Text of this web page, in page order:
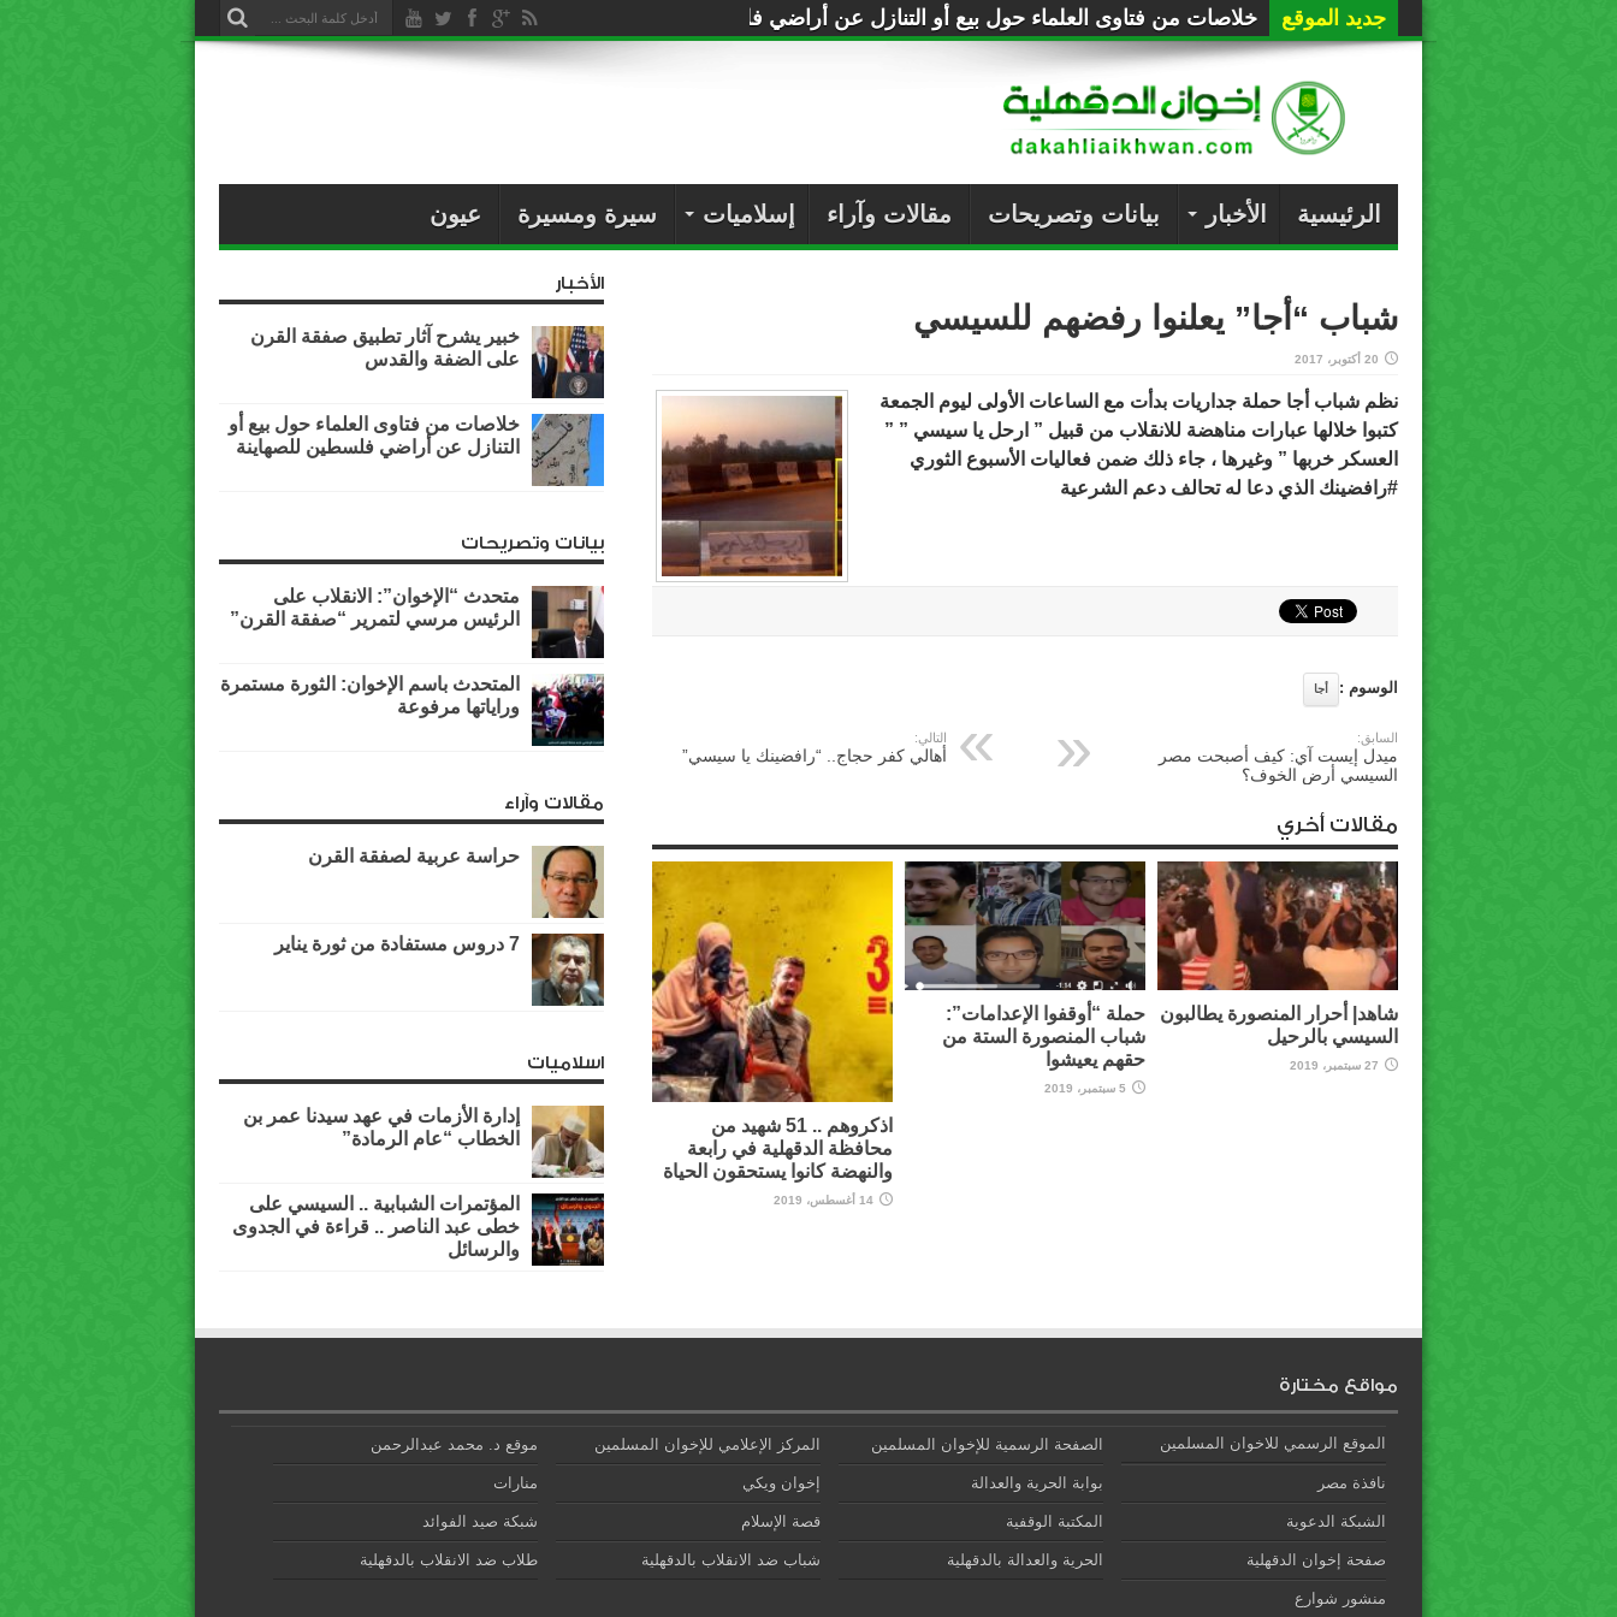
جديد الموقع خلاصات من فتاوى العلماء حول بيع أو التنازل عن أراضي فلسطين للصهاينة
الرئيسية الأخبار بيانات وتصريحات مقالات وآراء إسلاميات سيرة ومسيرة عيون
شباب “أجا” يعلنوا رفضهم للسيسي
20 أكتوبر، 2017
نظم شباب أجا حملة جداريات بدأت مع الساعات الأولى ليوم الجمعة
كتبوا خلالها عبارات مناهضة للانقلاب من قبيل ” ارحل يا سيسي ” ”
العسكر خربها ” وغيرها ، جاء ذلك ضمن فعاليات الأسبوع الثوري
#رافضينك الذي دعا له تحالف دعم الشرعية
الوسوم : أجا
السابق:
ميدل إيست آي: كيف أصبحت مصر
السيسي أرض الخوف؟
التالي:
أهالي كفر حجاج.. “رافضينك يا سيسي”
مقالات أخري
شاهد| أحرار المنصورة يطالبون
السيسي بالرحيل
27 سبتمبر، 2019
حملة “أوقفوا الإعدامات”:
شباب المنصورة الستة من
حقهم يعيشوا
5 سبتمبر، 2019
اذكروهم .. 51 شهيد من
محافظة الدقهلية في رابعة
والنهضة كانوا يستحقون الحياة
14 أغسطس، 2019
الأخبار
خبير يشرح آثار تطبيق صفقة القرن
على الضفة والقدس
خلاصات من فتاوى العلماء حول بيع أو
التنازل عن أراضي فلسطين للصهاينة
بيانات وتصريحات
متحدث “الإخوان”: الانقلاب على
الرئيس مرسي لتمرير “صفقة القرن”
المتحدث باسم الإخوان: الثورة مستمرة
وراياتها مرفوعة
مقالات وآراء
حراسة عربية لصفقة القرن
7 دروس مستفادة من ثورة يناير
اسلاميات
إدارة الأزمات في عهد سيدنا عمر بن
الخطاب “عام الرمادة”
المؤتمرات الشبابية .. السيسي على
خطى عبد الناصر .. قراءة في الجدوى
والرسائل
مواقع مختارة
الموقع الرسمي للاخوان المسلمين الصفحة الرسمية للإخوان المسلمين المركز الإعلامي للإخوان المسلمين موقع د. محمد عبدالرحمن
نافذة مصر بوابة الحرية والعدالة إخوان ويكي منارات
الشبكة الدعوية المكتبة الوقفية قصة الإسلام شبكة صيد الفوائد
صفحة إخوان الدقهلية الحرية والعدالة بالدقهلية شباب ضد الانقلاب بالدقهلية طلاب ضد الانقلاب بالدقهلية
منشور شوارع